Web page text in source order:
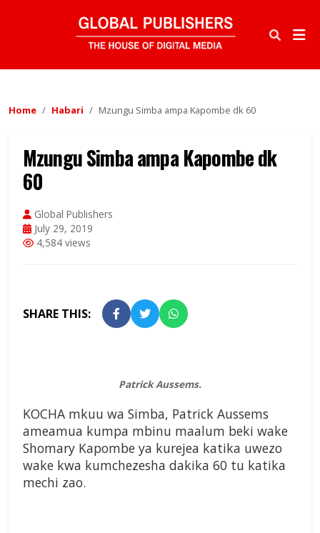
Home Habari Mzungu Simba ampa Kapombe dk 60
Mzungu Simba ampa Kapombe dk
60
Global Publishers
July 29, 2019
4,584 views
SHARE THIS:
Patrick Aussems.
KOCHA mkuu wa Simba, Patrick Aussems
ameamua kumpa mbinu maalum beki wake
Shomary Kapombe ya kurejea katika uwezo
wake kwa kumchezesha dakika 60 tu katika
mechi zao.